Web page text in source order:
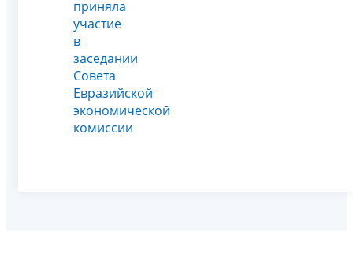
приняла
участие
в
заседании
Совета
Евразийской
экономической
комиссии